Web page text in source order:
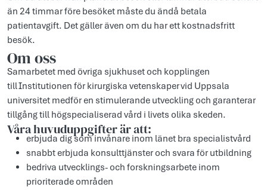
än 24 timmar före besöket måste du ändå betala
patientavgift. Det gäller även om du har ett kostnadsfritt
besök.
Om oss
Samarbetet med övriga sjukhuset och kopplingen
till Institutionen för kirurgiska vetenskaper vid Uppsala
universitet medför en stimulerande utveckling och garanterar
tillgång till högspecialiserad vård i livets olika skeden.
Våra huvuduppgifter är att:
erbjuda dig som invånare inom länet bra specialistvård
snabbt erbjuda konsulttjänster och svara för utbildning
bedriva utvecklings- och forskningsarbete inom
prioriterade områden